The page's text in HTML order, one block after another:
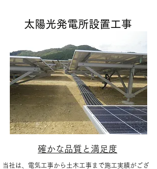
確かな品質と満足度
当社は、電気工事から土木工事まで施工実績がござ
​太陽光発電所設置工事